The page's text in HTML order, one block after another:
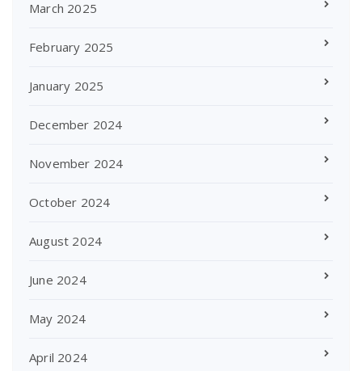
March 2025
February 2025
January 2025
December 2024
November 2024
October 2024
August 2024
June 2024
May 2024
April 2024